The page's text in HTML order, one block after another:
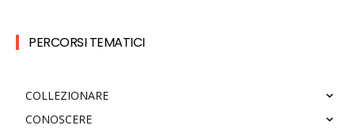
PERCORSI TEMATICI
COLLEZIONARE
CONOSCERE